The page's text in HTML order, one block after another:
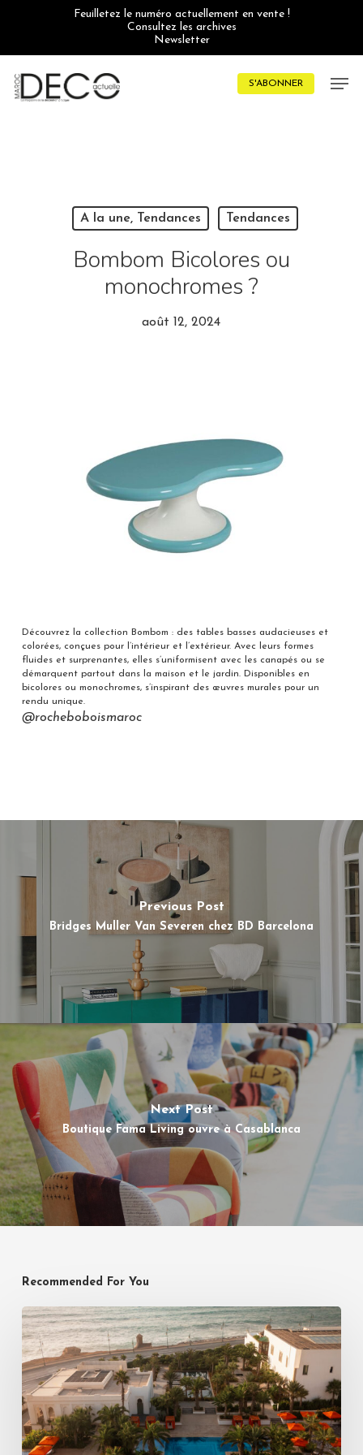
Feuilletez le numéro actuellement en vente !
Consultez les archives
Newsletter
S'ABONNER
A la une, Tendances Tendances
Bombom Bicolores ou
monochromes ?
août 12, 2024
Découvrez la collection Bombom : des tables basses audacieuses et
colorées, conçues pour l’intérieur et l’extérieur. Avec leurs formes
fluides et surprenantes, elles s’uniformisent avec les canapés ou se
démarquent partout dans la maison et le jardin. Disponibles en
bicolores ou monochromes, s’inspirant des œuvres murales pour un
rendu unique.
@rocheboboismaroc
Previous Post
Bridges Muller Van Severen chez BD Barcelona
Next Post
Boutique Fama Living ouvre à Casablanca
Recommended For You